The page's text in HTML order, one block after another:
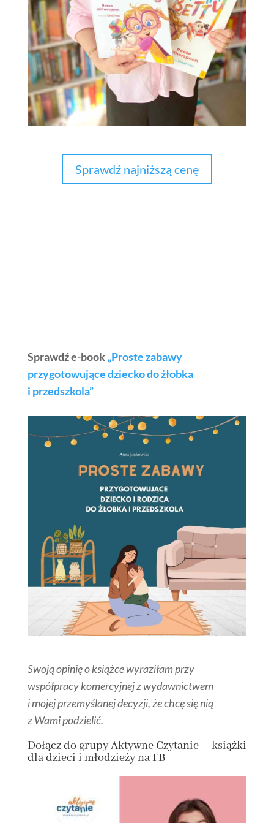
Sprawdź najniższą cenę
Sprawdź e-book„Proste zabawy
przygotowujące dziecko do żłobka
i przedszkola”
Swoją opinię o książce wyraziłam przy
współpracy komercyjnej z wydawnictwem
i mojej przemyślanej decyzji, że chcę się nią
z Wami podzielić.
Dołączdo grupyAktywne Czytanie – książki
dla dzieci i młodzieży na FB